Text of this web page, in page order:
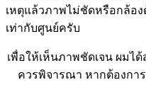
เหตุแล้วภาพไม่ชัดหรือกล้อ
เท่ากับศูนย์ครับ
เพื่อให้เห็นภาพชัดเจน ผมไ
ควรพิจารณา หากต้องกา